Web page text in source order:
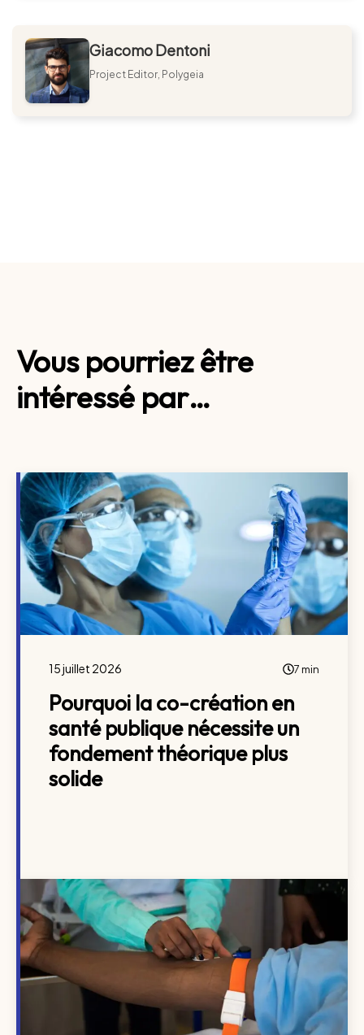
Giacomo Dentoni
Project Editor, Polygeia
Vous pourriez être
intéressé par…
15 juillet 2026 7 min
Pourquoi la co-création en
santé publique nécessite un
fondement théorique plus
solide